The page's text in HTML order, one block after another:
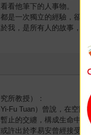
看他筆下的人事物。
是一次獨立的經驗，卻
我，是所有人的故事，是
所教授）：
Fu Tuan）曾說，在空
止的交纏，構成生命中
許出於李易安曾經接受